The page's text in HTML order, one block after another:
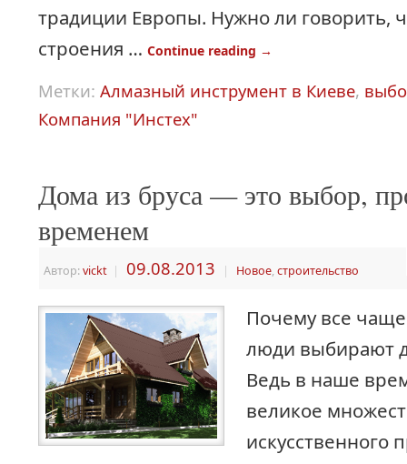
традиции Европы. Нужно ли говорить,
строения … Continue reading →
Метки: Алмазный инструмент в Киеве,
Компания "Инстех"
Дома из бруса — это выбор,
временем
Автор:vickt | 09.08.2013 | Новое, строительство
Почему все
люди выбирают
Ведь в наше
великое
искусственного